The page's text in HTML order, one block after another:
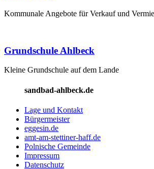
Kommunale Angebote für Verkauf und
Grundschule Ahlbeck
Kleine Grundschule auf dem Lande
sandbad-ahlbeck.de
Lage und Kontakt
Bürgermeister
eggesin.de
amt-am-stettiner-haff.de
Polnische Gemeinde
Impressum
Datenschutz